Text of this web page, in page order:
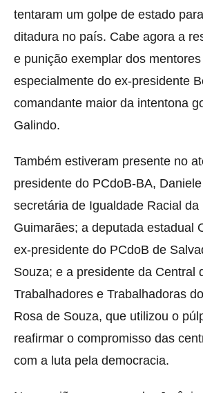
tentaram um golpe de estado
ditadura no país. Cabe agora a
e punição exemplar dos
especialmente do ex-presidente
comandante maior da intentona
Galindo.
Também estiveram presente no
presidente do PCdoB-BA,
secretária de Igualdade Racial da
Guimarães; a deputada estadual
ex-presidente do PCdoB de
Souza; e a presidente da Central
Trabalhadores e Trabalhadoras
Rosa de Souza, que utilizou o
reafirmar o compromisso das
com a luta pela democracia.